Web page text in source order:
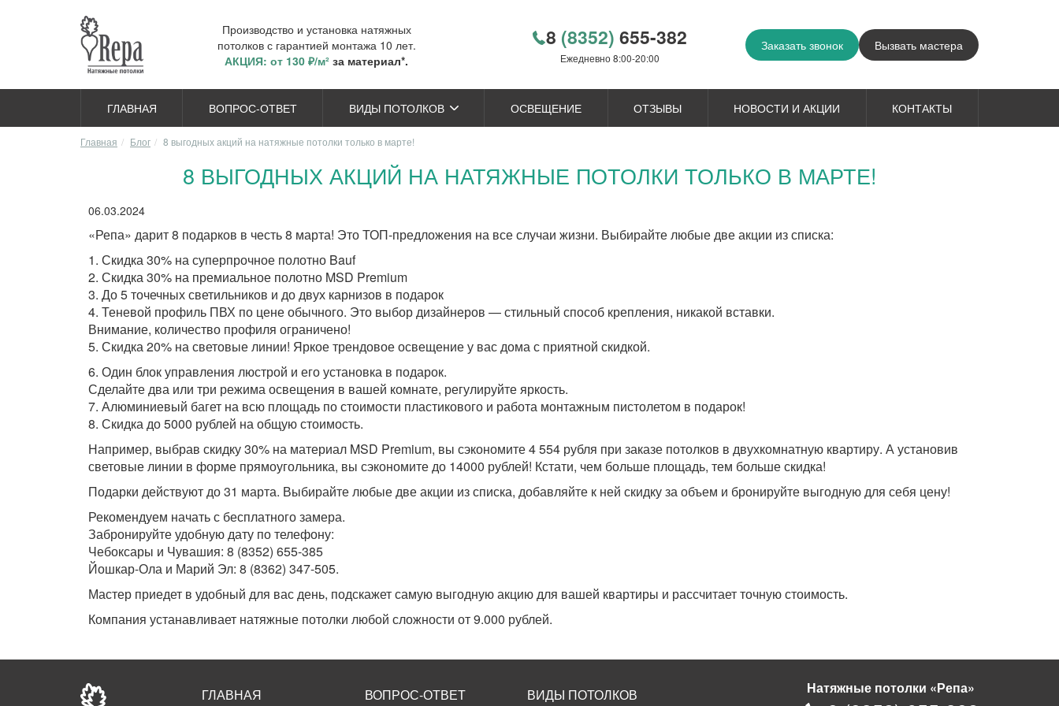
Производство и установка натяжных
потолков с гарантией монтажа 10 лет.
АКЦИЯ: от 130 ₽/м² за материал*.
8 (8352) 655-382
Ежедневно 8:00-20:00
Заказать звонок Вызвать мастера
ГЛАВНАЯ ВОПРОС-ОТВЕТ ВИДЫ ПОТОЛКОВ ОСВЕЩЕНИЕ ОТЗЫВЫ НОВОСТИ И АКЦИИ КОНТАКТЫ
Главная Блог 8 выгодных акций на натяжные потолки только в марте!
8 ВЫГОДНЫХ АКЦИЙ НА НАТЯЖНЫЕ ПОТОЛКИ ТОЛЬКО В МАРТЕ!
06.03.2024
«Репа» дарит 8 подарков в честь 8 марта! Это ТОП-предложения на все случаи жизни. Выбирайте любые две акции из списка:
1. Скидка 30% на суперпрочное полотно Bauf
2. Скидка 30% на премиальное полотно MSD Premium
3. До 5 точечных светильников и до двух карнизов в подарок
4. Теневой профиль ПВХ по цене обычного. Это выбор дизайнеров — стильный способ крепления, никакой вставки.
Внимание, количество профиля ограничено!
5. Скидка 20% на световые линии! Яркое трендовое освещение у вас дома с приятной скидкой.
6. Один блок управления люстрой и его установка в подарок.
Сделайте два или три режима освещения в вашей комнате, регулируйте яркость.
7. Алюминиевый багет на всю площадь по стоимости пластикового и работа монтажным пистолетом в подарок!
8. Скидка до 5000 рублей на общую стоимость.
Например, выбрав скидку 30% на материал MSD Premium, вы сэкономите 4 554 рубля при заказе потолков в двухкомнатную квартиру. А установив
световые линии в форме прямоугольника, вы сэкономите до 14000 рублей! Кстати, чем больше площадь, тем больше скидка!
Подарки действуют до 31 марта. Выбирайте любые две акции из списка, добавляйте к ней скидку за объем и бронируйте выгодную для себя цену!
Рекомендуем начать с бесплатного замера.
Забронируйте удобную дату по телефону:
Чебоксары и Чувашия: 8 (8352) 655-385
Йошкар-Ола и Марий Эл: 8 (8362) 347-505.
Мастер приедет в удобный для вас день, подскажет самую выгодную акцию для вашей квартиры и рассчитает точную стоимость.
Компания устанавливает натяжные потолки любой сложности от 9.000 рублей.
Натяжные потолки «Репа»
ГЛАВНАЯ ВОПРОС-ОТВЕТ ВИДЫ ПОТОЛКОВ